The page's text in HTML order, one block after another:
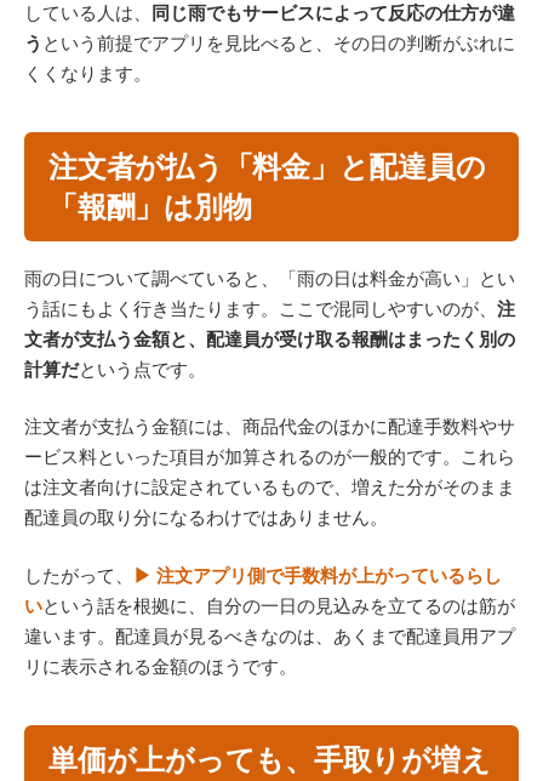
している人は、
同じ雨でもサービスによって反応の仕方が違
う という前提でアプリを見比べると、その日の判断がぶれに
くくなります。
注文者が払う「料金」と配達員の
「報酬」は別物
雨の日について調べていると、「雨の日は料金が高い」とい
う話にもよく行き当たります。ここで混同しやすいのが、 注
文者が支払う金額と、配達員が受け取る報酬はまったく別の
計算だという点です。
注文者が支払う金額には、商品代金のほかに配達手数料やサ
ービス料といった項目が加算されるのが一般的です。これら
は注文者向けに設定されているもので、増えた分がそのまま
配達員の取り分になるわけではありません。
したがって、
▶ 注文アプリ側で手数料が上がっているらし
いという話を根拠に、自分の一日の見込みを立てるのは筋が
違います。配達員が見るべきなのは、あくまで配達員用アプ
リに表示される金額のほうです。
単価が上がっても、手取りが増え